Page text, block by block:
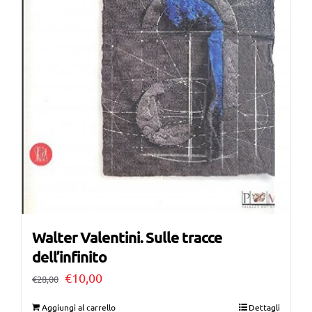
Walter Valentini. Sulle tracce
dell’infinito
€28,00 Il
€10,00Il
Aggiungi al carrello Dettagli